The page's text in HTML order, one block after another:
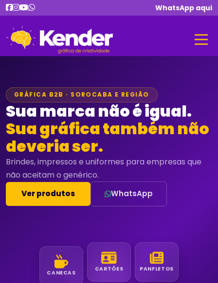
WhatsApp aqui
GRÁFICA B2B · SOROCABA E REGIÃO
Sua marca não é igual.
Sua gráfica também não
deveria ser.
Brindes, impressos e uniformes para empresas que
não aceitam o genérico.
Ver produtos WhatsApp
CANECAS